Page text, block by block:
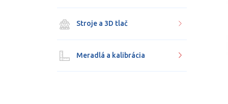
Stroje a 3D tlač
Meradlá a kalibrácia